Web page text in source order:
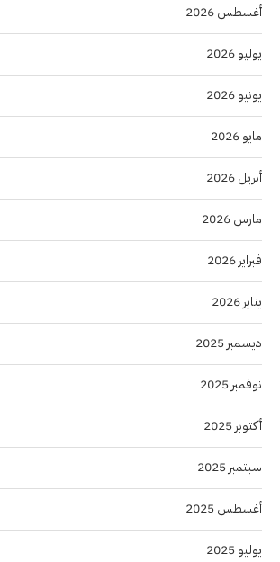
أغسطس 2026
يوليو 2026
يونيو 2026
مايو 2026
أبريل 2026
مارس 2026
فبراير 2026
يناير 2026
ديسمبر 2025
نوفمبر 2025
أكتوبر 2025
سبتمبر 2025
أغسطس 2025
يوليو 2025